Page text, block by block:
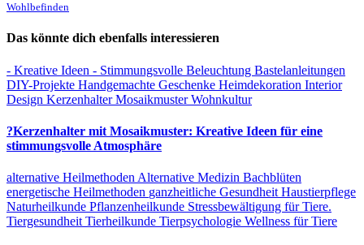
Wohlbefinden
Das könnte dich ebenfalls interessieren
- Kreative Ideen - Stimmungsvolle Beleuchtung Bastelanleitungen
DIY-Projekte Handgemachte Geschenke Heimdekoration Interior
Design KerzenhalterMosaikmusterWohnkultur
?Kerzenhalter mit Mosaikmuster: Kreative Ideen für eine
stimmungsvolle Atmosphäre
alternative Heilmethoden Alternative Medizin Bachblüten
energetische Heilmethoden ganzheitliche Gesundheit Haustierpflege
Naturheilkunde Pflanzenheilkunde Stressbewältigung für Tiere.
Tiergesundheit Tierheilkunde Tierpsychologie Wellness für Tiere